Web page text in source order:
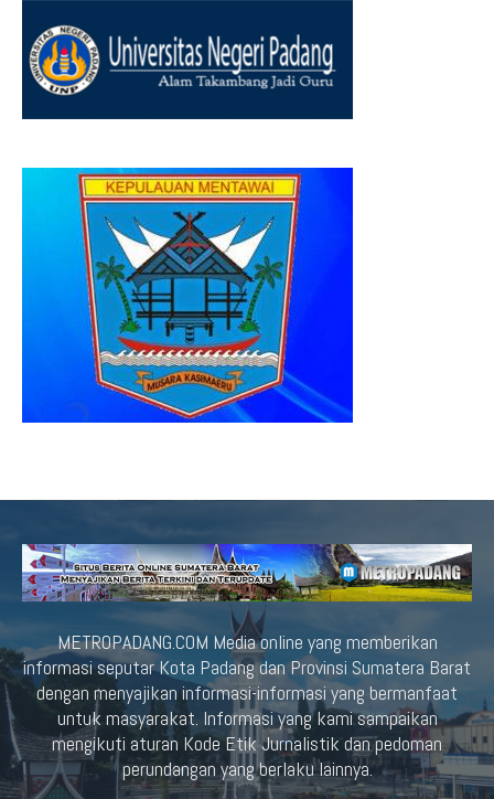
METROPADANG.COM Media online yang memberikan
informasi seputar Kota Padang dan Provinsi Sumatera Barat
dengan menyajikan informasi-informasi yang bermanfaat
untuk masyarakat. Informasi yang kami sampaikan
mengikuti aturan Kode Etik Jurnalistik dan pedoman
perundangan yang berlaku lainnya.